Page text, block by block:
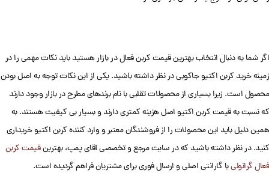
اگر شما به دنبال انتخاب بهترین قیمت کربن فعال در بازار هستید باید نکات مهمی را در
زمینه خرید کربن اکتیو جاکوبی در نظر داشته باشید. یکی از این نکات توجه به اصل بودن
محصول است. زیرا بسیاری از محصولات تقلبی با نام برندهای مطرح در بازار وجود دارند
که نسبت به قیمت کربن اکتیو اصل هزینه کمتری دارند و بسیار بی کیفیت هستند. به
همین دلیل باید این محصولات را از فروشندگان معتبر و وارد کننده کربن اکتیو خریداری
کنید. در نظر داشته باشید که در سایت مرجع و تخصصی آقای پمپ، بهترینقیمت کربن
فعال گرانولیبا گارانتی اصلی و ارسال فوری برای مشتریان فراهم گردیده است.